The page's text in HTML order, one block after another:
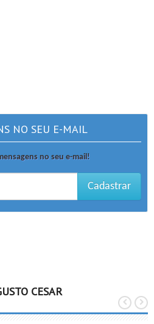
NO SEU E-MAIL
no seu e-mail!
Cadastrar
CESAR